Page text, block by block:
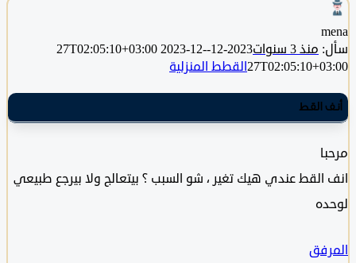
منذ 3 سنوات 2023-12-27T02:05:10+03:00
2023-12-
القطط المنزلية
القط
عندي هيك تغير ، شو السبب ؟ بيتعالج ولا بيرجع طبيعي